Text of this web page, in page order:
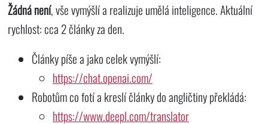
Žádná není, vše vymýšlí a realizuje umělá inteligence. Aktuální
rychlost: cca 2 články za den.
Články píše a jako celek vymýšlí:
https://chat.openai.com/
Robotům co fotí a kreslí články do angličtiny překládá:
https://www.deepl.com/translator